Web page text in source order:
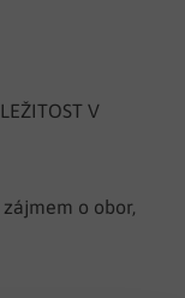
V
o obor,